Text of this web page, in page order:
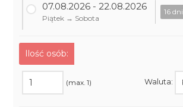
07.08.2026 - 22.08.2026
Piątek → Sobota
16 dni
Ilość osób:
(max. 1) Waluta: